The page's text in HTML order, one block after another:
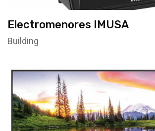
Electromenores IMUSA
Building